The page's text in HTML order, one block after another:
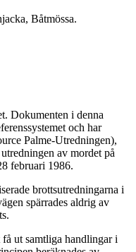
Båtmössa.
Dokumenten i denna
och har
Palme-Utredningen),
av mordet på
februari 1986.
brottsutredningarna i
spärrades aldrig av
ut samtliga handlingar i